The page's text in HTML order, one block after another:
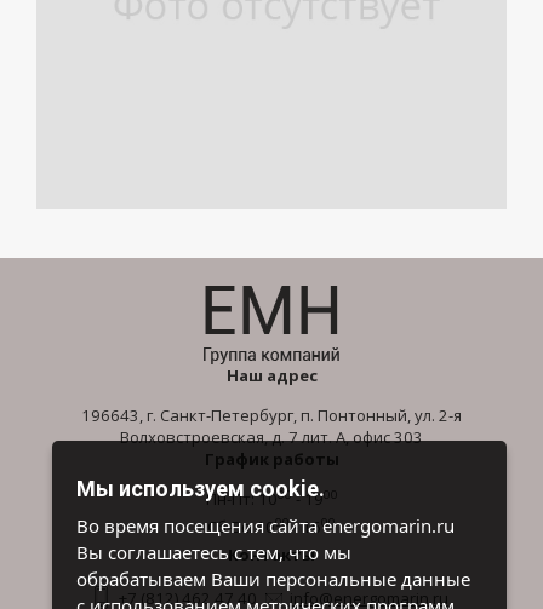
Наш адрес
196643, г. Санкт-Петербург, п. Понтонный, ул. 2-я
Волховстроевская, д. 7 лит. А, офис 303
График работы
Пн-Пт: 1000- 1900
Сб-Вс: 1000- 1600
Контакты
+7 (812) 462 47 40 info@energomarin.ru
Мы используем cookie.
Во время посещения сайта energomarin.ru
Вы соглашаетесь с тем, что мы
обрабатываем Ваши персональные данные